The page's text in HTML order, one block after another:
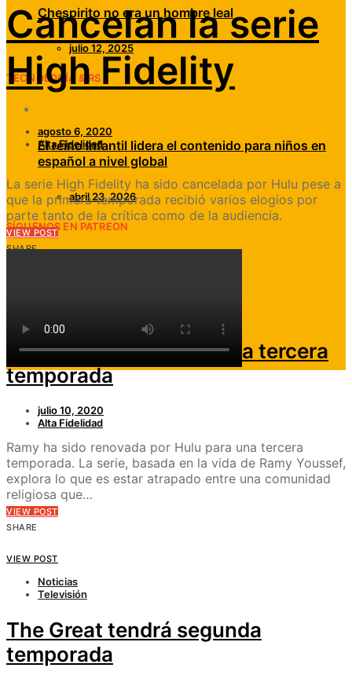
Chespirito no era un hombre leal
julio 12, 2025
TECNOLOGÍA & RS
El reino infantil lidera el contenido para niños en
español a nivel global
abril 23, 2026
SÍGUENOS EN PATREON
Cancelan la serie
High Fidelity
agosto 6, 2020
Alta Fidelidad
La serie High Fidelity ha sido cancelada por Hulu pese a
que la primera temporada recibió varios elogios por
parte tanto de la crítica como de la audiencia.
VIEW POST
SHARE
Renuevan Ramy para una tercera
temporada
julio 10, 2020
Alta Fidelidad
Ramy ha sido renovada por Hulu para una tercera
temporada. La serie, basada en la vida de Ramy Youssef,
explora lo que es estar atrapado entre una comunidad
religiosa que…
VIEW POST
SHARE
VIEW POST
Noticias
Televisión
The Great tendrá segunda
temporada